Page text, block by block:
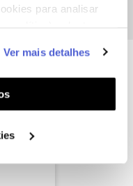
para analisar
e
aos seus interesses
Pode gerir a
"Configurar
Ver mais detalhes